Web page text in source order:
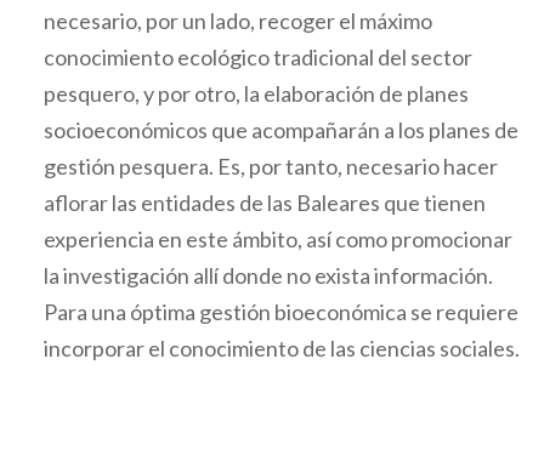
necesario, por un lado, recoger el máximo
conocimiento ecológico tradicional del sector
pesquero, y por otro, la elaboración de planes
socioeconómicos que acompañarán a los planes de
gestión pesquera. Es, por tanto, necesario hacer
aflorar las entidades de las Baleares que tienen
experiencia en este ámbito, así como promocionar
la investigación allí donde no exista información.
Para una óptima gestión bioeconómica se requiere
incorporar el conocimiento de las ciencias sociales.